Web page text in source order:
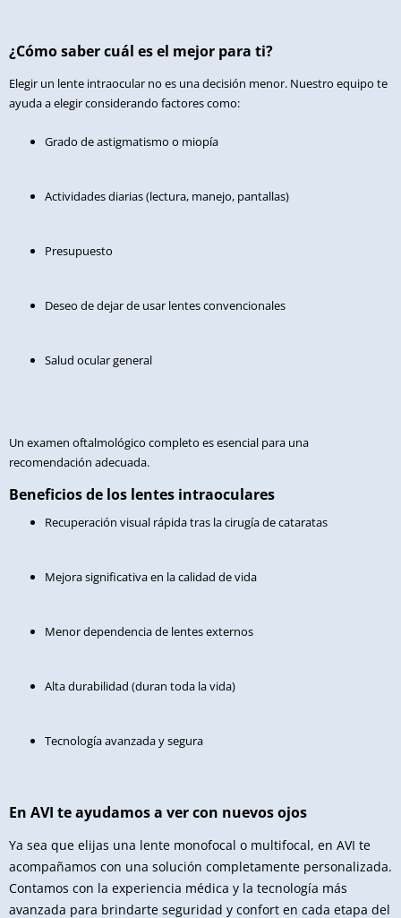
¿Cómo saber cuál es el mejor para ti?
Elegir un lente intraocular no es una decisión menor. Nuestro equipo te
ayuda a elegir considerando factores como:
Grado de astigmatismo o miopía
Actividades diarias (lectura, manejo, pantallas)
Presupuesto
Deseo de dejar de usar lentes convencionales
Salud ocular general
Un examen oftalmológico completo es esencial para una
recomendación adecuada.
Beneficios de los lentes intraoculares
Recuperación visual rápida tras la cirugía de cataratas
Mejora significativa en la calidad de vida
Menor dependencia de lentes externos
Alta durabilidad (duran toda la vida)
Tecnología avanzada y segura
En AVI te ayudamos a ver con nuevos ojos
Ya sea que elijas una lente monofocal o multifocal, en AVI te
acompañamos con una solución completamente personalizada.
Contamos con la experiencia médica y la tecnología más
avanzada para brindarte seguridad y confort en cada etapa del